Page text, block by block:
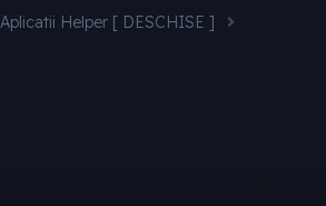
Aplicatii Helper [ DESCHISE ]